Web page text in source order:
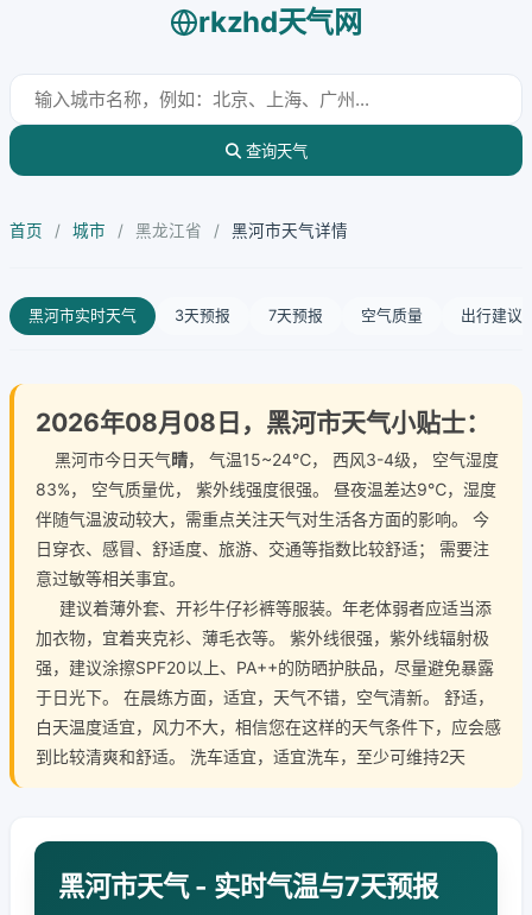
rkzhd天气网
查询天气
首页 / 城市 / 黑龙江省 / 黑河市天气详情
黑河市实时天气 3天预报 7天预报 空气质量 出行建议
2026年08月08日，黑河市天气小贴士：
黑河市今日天气晴， 气温15~24℃， 西风3-4级， 空气湿度
83%， 空气质量优， 紫外线强度很强。 昼夜温差达9℃，湿度
伴随气温波动较大，需重点关注天气对生活各方面的影响。 今
日穿衣、感冒、舒适度、旅游、交通等指数比较舒适； 需要注
意过敏等相关事宜。
建议着薄外套、开衫牛仔衫裤等服装。年老体弱者应适当添
加衣物，宜着夹克衫、薄毛衣等。 紫外线很强，紫外线辐射极
强，建议涂擦SPF20以上、PA++的防晒护肤品，尽量避免暴露
于日光下。 在晨练方面，适宜，天气不错，空气清新。 舒适，
白天温度适宜，风力不大，相信您在这样的天气条件下，应会感
到比较清爽和舒适。 洗车适宜，适宜洗车，至少可维持2天
黑河市天气 - 实时气温与7天预报